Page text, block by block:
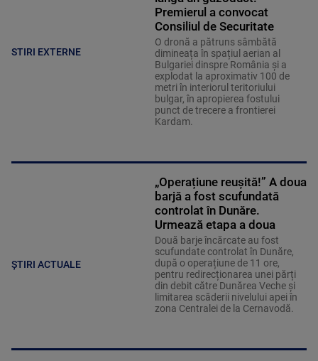
STIRI EXTERNE
Premierul a convocat
Consiliul de Securitate
O dronă a pătruns sâmbătă
dimineața în spațiul aerian al
Bulgariei dinspre România și a
explodat la aproximativ 100 de
metri în interiorul teritoriului
bulgar, în apropierea fostului
punct de trecere a frontierei
Kardam.
ȘTIRI ACTUALE
„Operațiune reușită!” A doua
barjă a fost scufundată
controlat în Dunăre.
Urmează etapa a doua
Două barje încărcate au fost
scufundate controlat în Dunăre,
după o operațiune de 11 ore,
pentru redirecționarea unei părți
din debit către Dunărea Veche și
limitarea scăderii nivelului apei în
zona Centralei de la Cernavodă.